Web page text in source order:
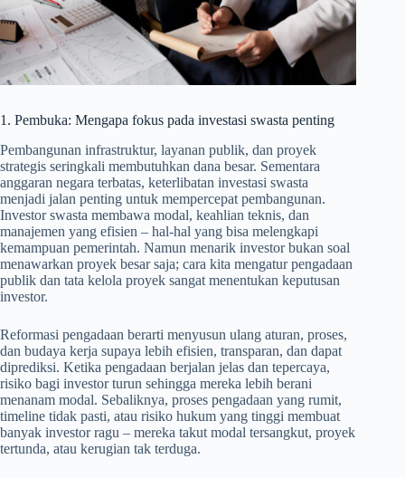
1. Pembuka: Mengapa fokus pada investasi swasta penting
Pembangunan infrastruktur, layanan publik, dan proyek
strategis seringkali membutuhkan dana besar. Sementara
anggaran negara terbatas, keterlibatan investasi swasta
menjadi jalan penting untuk mempercepat pembangunan.
Investor swasta membawa modal, keahlian teknis, dan
manajemen yang efisien – hal-hal yang bisa melengkapi
kemampuan pemerintah. Namun menarik investor bukan soal
menawarkan proyek besar saja; cara kita mengatur pengadaan
publik dan tata kelola proyek sangat menentukan keputusan
investor.
Reformasi pengadaan berarti menyusun ulang aturan, proses,
dan budaya kerja supaya lebih efisien, transparan, dan dapat
diprediksi. Ketika pengadaan berjalan jelas dan tepercaya,
risiko bagi investor turun sehingga mereka lebih berani
menanam modal. Sebaliknya, proses pengadaan yang rumit,
timeline tidak pasti, atau risiko hukum yang tinggi membuat
banyak investor ragu – mereka takut modal tersangkut, proyek
tertunda, atau kerugian tak terduga.